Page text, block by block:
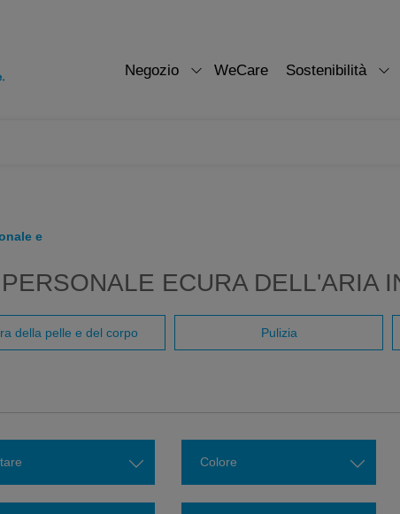
Negozio WeCare Sostenibilità
e
ECURA DELL'ARIA
della pelle e del corpo Pulizia
Colore